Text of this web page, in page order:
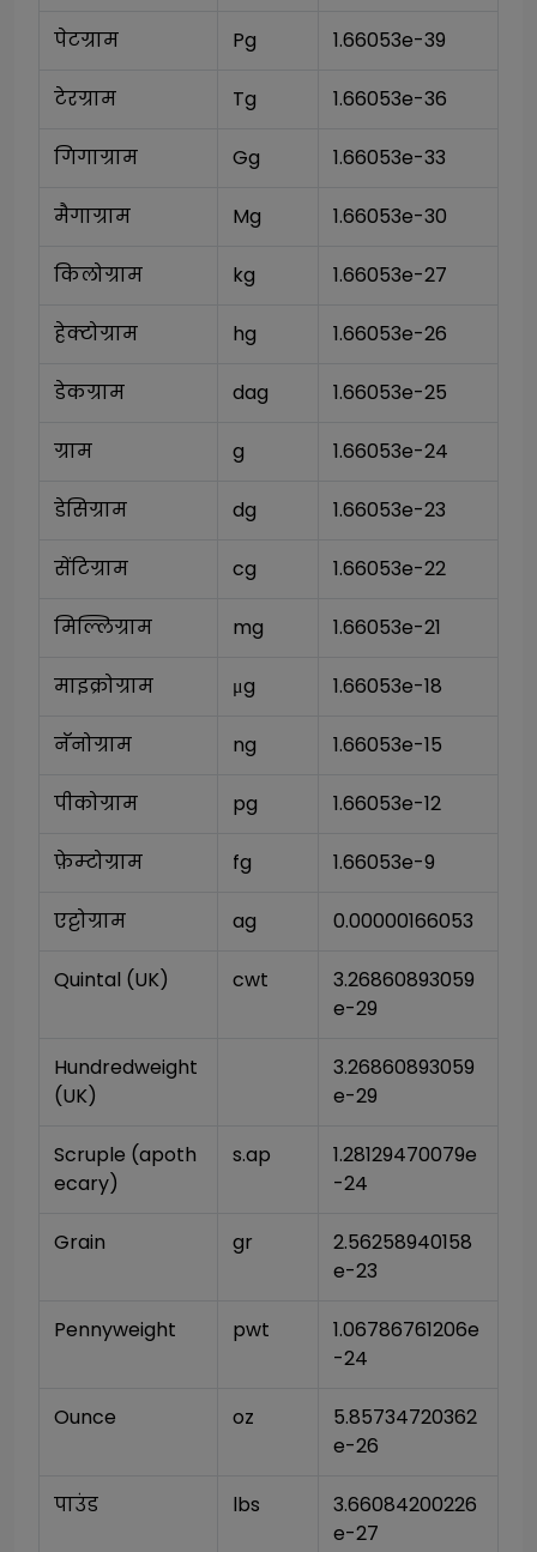
पेटग्राम Pg 1.66053e-39
टेरग्राम Tg 1.66053e-36
गिगाग्राम Gg 1.66053e-33
मैगाग्राम Mg 1.66053e-30
किलोग्राम kg 1.66053e-27
हेक्टोग्राम hg 1.66053e-26
डेकग्राम dag 1.66053e-25
ग्राम g 1.66053e-24
डेसिग्राम dg 1.66053e-23
सेंटिग्राम cg 1.66053e-22
मिल्लिग्राम mg 1.66053e-21
माइक्रोग्राम μg 1.66053e-18
नॅनोग्राम ng 1.66053e-15
पीकोग्राम pg 1.66053e-12
फ़ेम्टोग्राम fg 1.66053e-9
एट्टोग्राम ag 0.00000166053
Quintal (UK) cwt
3.26860893059
e-29
Hundredweight
(UK)
3.26860893059
e-29
Scruple (apoth
ecary)
s.ap
1.28129470079e
-24
Grain gr
2.56258940158
e-23
Pennyweight pwt
1.06786761206e
-24
Ounce oz
5.85734720362
e-26
पाउंड lbs
3.66084200226
e-27